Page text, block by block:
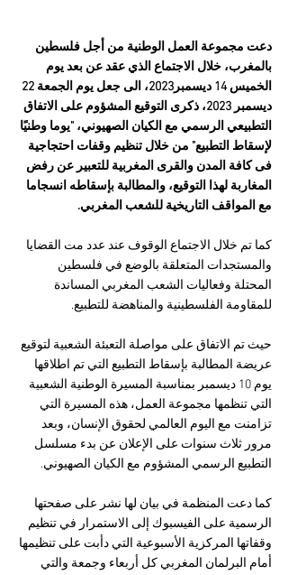
دعت مجموعة العمل الوطنية من أجل فلسطين
بالمغرب، خلال الاجتماع الذي عقد عن بعد يوم
ديسمبر 2023، ذكرى التوقيع المشؤوم على الاتفاق
التطبيعي الرسمي مع الكيان الصهيوني، "يوما وطنيًا
لإسقاط التطبيع" من خلال تنظيم وقفات احتجاجية
فى كافة المدن والقرى المغربية للتعبير عن رفض
المغاربة لهذا التوقيع، والمطالبة بإسقاطه انسجاما
مع المواقف التاريخية للشعب المغربي.
كما تم خلال الاجتماع الوقوف عند عدد مت القضايا
والمستجدات المتعلقة بالوضع في فلسطين
المحتلة وفعاليات الشعب المغربي المساندة
للمقاومة الفلسطينية والمناهضة للتطبيع.
حيث تم الاتفاق على مواصلة التعبئة الشعبية لتوقيع
عريضة المطالبة بإسقاط التطبيع التي تم اطلاقها
يوم 10 ديسمبر بمناسبة المسيرة الوطنية الشعبية
التي تنظمها مجموعة العمل، هذه المسيرة التي
تزامنت مع اليوم العالمي لحقوق الإنسان، وبعد
مرور ثلاث سنوات على الإعلان عن بدء مسلسل
التطبيع الرسمي المشؤوم مع الكيان الصهيوني.
كما دعت المنظمة في بيان لها نشر على صفحتها
الرسمية على الفيسبوك إلى الاستمرار في تنظيم
وقفاتها المركزية الأسبوعية التي دأبت على تنظيمها
أمام البرلمان المغربي كل أربعاء وجمعة والتي